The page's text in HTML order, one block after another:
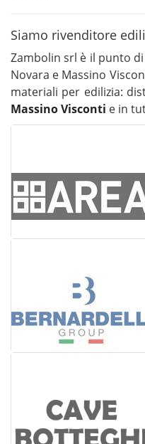
Siamo rivenditore
Zambolin srl è il punto
Novara e Massino
materiali per edilizia:
Massino Visconti e in